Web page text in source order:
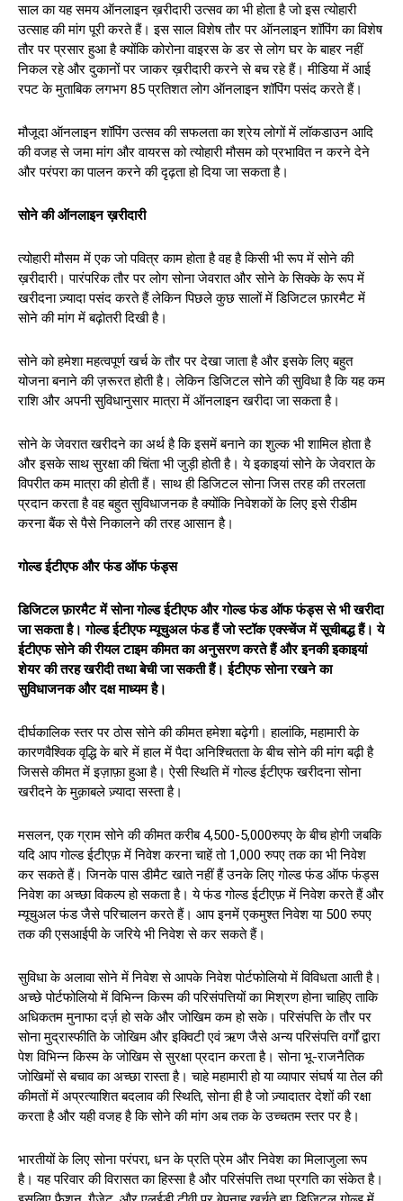
साल का यह समय ऑनलाइन ख़रीदारी उत्सव का भी होता है जो इस त्योहारी
उत्साह की मांग पूरी करते हैं। इस साल विशेष तौर पर ऑनलाइन शॉपिंग का विशेष
तौर पर प्रसार हुआ है क्योंकि कोरोना वाइरस के डर से लोग घर के बाहर नहीं
निकल रहे और दुकानों पर जाकर ख़रीदारी करने से बच रहे हैं। मीडिया में आई
रपट के मुताबिक लगभग 85 प्रतिशत लोग ऑनलाइन शॉपिंग पसंद करते हैं।
मौजूदा ऑनलाइन शॉपिंग उत्सव की सफलता का श्रेय लोगों में लॉकडाउन आदि
की वजह से जमा मांग और वायरस को त्योहारी मौसम को प्रभावित न करने देने
और परंपरा का पालन करने की दृढ़ता हो दिया जा सकता है।
सोने की ऑनलाइन ख़रीदारी
त्योहारी मौसम में एक जो पवित्र काम होता है वह है किसी भी रूप में सोने की
ख़रीदारी। पारंपरिक तौर पर लोग सोना जेवरात और सोने के सिक्के के रूप में
खरीदना ज़्यादा पसंद करते हैं लेकिन पिछले कुछ सालों में डिजिटल फ़ारमैट में
सोने की मांग में बढ़ोतरी दिखी है।
सोने को हमेशा महत्वपूर्ण खर्च के तौर पर देखा जाता है और इसके लिए बहुत
योजना बनाने की ज़रूरत होती है। लेकिन डिजिटल सोने की सुविधा है कि यह कम
राशि और अपनी सुविधानुसार मात्रा में ऑनलाइन खरीदा जा सकता है।
सोने के जेवरात खरीदने का अर्थ है कि इसमें बनाने का शुल्क भी शामिल होता है
और इसके साथ सुरक्षा की चिंता भी जुड़ी होती है। ये इकाइयां सोने के जेवरात के
विपरीत कम मात्रा की होती हैं। साथ ही डिजिटल सोना जिस तरह की तरलता
प्रदान करता है वह बहुत सुविधाजनक है क्योंकि निवेशकों के लिए इसे रीडीम
करना बैंक से पैसे निकालने की तरह आसान है।
गोल्ड ईटीएफ और फंड ऑफ फंड्स
डिजिटल फ़ारमैट में सोना गोल्ड ईटीएफ और गोल्ड फंड ऑफ फंड्स से भी खरीदा
जा सकता है। गोल्ड ईटीएफ म्यूचुअल फंड हैं जो स्टॉक एक्स्चेंज में सूचीबद्ध हैं। ये
ईटीएफ सोने की रीयल टाइम कीमत का अनुसरण करते हैं और इनकी इकाइयां
शेयर की तरह खरीदी तथा बेची जा सकती हैं। ईटीएफ सोना रखने का
सुविधाजनक और दक्ष माध्यम है।
दीर्घकालिक स्तर पर ठोस सोने की कीमत हमेशा बढ़ेगी। हालांकि, महामारी के
कारणवैश्विक वृद्धि के बारे में हाल में पैदा अनिश्चितता के बीच सोने की मांग बढ़ी है
जिससे कीमत में इज़ाफ़ा हुआ है। ऐसी स्थिति में गोल्ड ईटीएफ खरीदना सोना
खरीदने के मुक़ाबले ज़्यादा सस्ता है।
मसलन, एक ग्राम सोने की कीमत करीब 4,500-5,000रुपए के बीच होगी जबकि
यदि आप गोल्ड ईटीएफ़ में निवेश करना चाहें तो 1,000 रुपए तक का भी निवेश
कर सकते हैं। जिनके पास डीमैट खाते नहीं हैं उनके लिए गोल्ड फंड ऑफ फंड्स
निवेश का अच्छा विकल्प हो सकता है। ये फंड गोल्ड ईटीएफ़ में निवेश करते हैं और
म्यूचुअल फंड जैसे परिचालन करते हैं। आप इनमें एकमुश्त निवेश या 500 रुपए
तक की एसआईपी के जरिये भी निवेश से कर सकते हैं।
सुविधा के अलावा सोने में निवेश से आपके निवेश पोर्टफोलियो में विविधता आती है।
अच्छे पोर्टफोलियो में विभिन्न किस्म की परिसंपत्तियों का मिश्रण होना चाहिए ताकि
अधिकतम मुनाफा दर्ज़ हो सके और जोखिम कम हो सके। परिसंपत्ति के तौर पर
सोना मुद्रास्फीति के जोखिम और इक्विटी एवं ऋण जैसे अन्य परिसंपत्ति वर्गों द्वारा
पेश विभिन्न किस्म के जोखिम से सुरक्षा प्रदान करता है। सोना भू-राजनैतिक
जोखिमों से बचाव का अच्छा रास्ता है। चाहे महामारी हो या व्यापार संघर्ष या तेल की
कीमतों में अप्रत्याशित बदलाव की स्थिति, सोना ही है जो ज़्यादातर देशों की रक्षा
करता है और यही वजह है कि सोने की मांग अब तक के उच्चतम स्तर पर है।
भारतीयों के लिए सोना परंपरा, धन के प्रति प्रेम और निवेश का मिलाजुला रूप
है। यह परिवार की विरासत का हिस्सा है और परिसंपत्ति तथा प्रगति का संकेत है।